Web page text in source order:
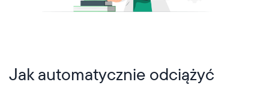
Jak automatycznie odciążyć